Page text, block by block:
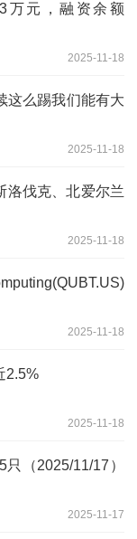
万元，融资余额
2025-11-18
这么踢我们能有大
2025-11-18
洛伐克、北爱尔兰
2025-11-18
2025-11-18
2.5%
2025-11-18
（2025/11/17）
2025-11-17